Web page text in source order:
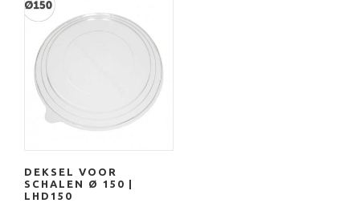
DEKSEL VOOR
SCHALEN Ø 150 |
LHD150